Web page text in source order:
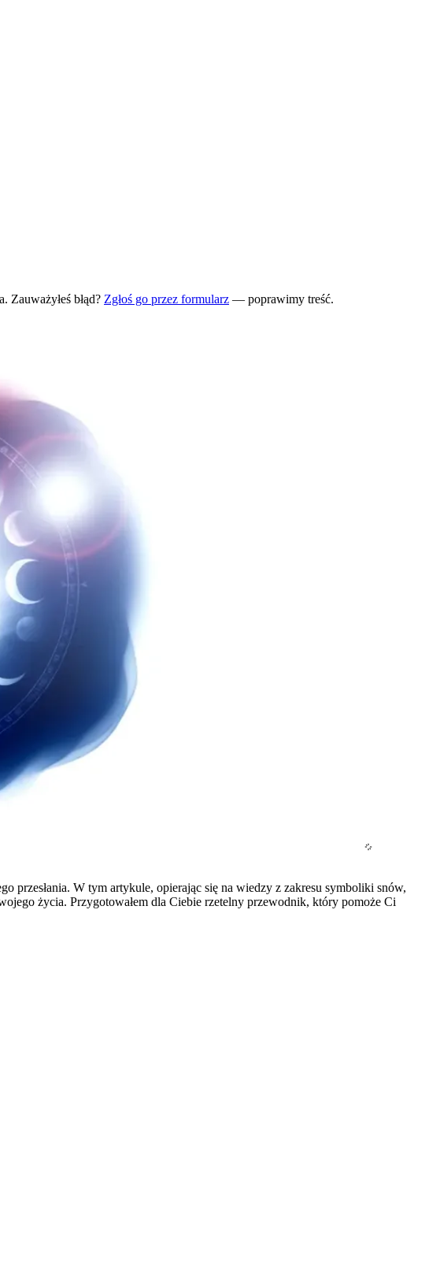
Zauważyłeś błąd? Zgłoś go przez formularz — poprawimy treść.
przesłania. W tym artykule, opierając się na wiedzy z zakresu symboliki snów,
życia. Przygotowałem dla Ciebie rzetelny przewodnik, który pomoże Ci